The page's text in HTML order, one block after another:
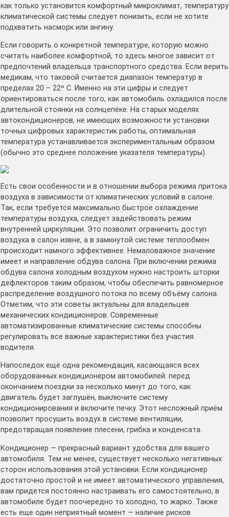
как только установится комфортный микроклимат, температуру
климатической системы следует понизить, если не хотите
подхватить насморк или ангину.
Если говорить о конкретной температуре, которую можно
считать наиболее комфортной, то здесь многое зависит от
предпочтений владельца транспортного средства. Если верить
медикам, что таковой считается диапазон температур в
пределах 20 – 22º С. Именно на эти цифры и следует
ориентироваться после того, как автомобиль охладился после
длительной стоянки на солнцепёке. На старых моделях
автокондиционеров, не имеющих возможности установки
точных цифровых характеристик работы, оптимальная
температура устанавливается экспериментальным образом
(обычно это среднее положение указателя температуры).
Есть свои особенности и в отношении выбора режима притока
воздуха в зависимости от климатических условий в салоне.
Так, если требуется максимально быстрое охлаждение
температуры воздуха, следует задействовать режим
внутренней циркуляции. Это позволит ограничить доступ
воздуха в салон извне, а в замкнутой системе теплообмен
происходит намного эффективнее. Немаловажное значение
имеет и направление обдува салона. При включении режима
обдува салона холодным воздухом нужно настроить шторки
дефлекторов таким образом, чтобы обеспечить равномерное
распределение воздушного потока по всему объёму салона.
Отметим, что эти советы актуальны для владельцев
механических кондиционеров. Современные
автоматизированные климатические системы способны
регулировать все важные характеристики без участия
водителя.
Напоследок ещё одна рекомендация, касающаяся всех
оборудованных кондиционером автомобилей: перед
окончанием поездки за несколько минут до того, как
двигатель будет заглушён, выключите систему
кондиционирования и включите печку. Этот несложный приём
позволит просушить воздух в системе вентиляции,
предотвращая появление плесени, грибка и конденсата.
Кондиционер — прекрасный вариант удобства для вашего
автомобиля. Тем не менее, существует несколько негативных
сторон использования этой установки. Если кондиционер
достаточно простой и не имеет автоматического управления,
вам придется постоянно настраивать его самостоятельно, в
автомобиле будет поочередно то холодно, то жарко. Также
есть еще один неприятный момент — наличие рисков